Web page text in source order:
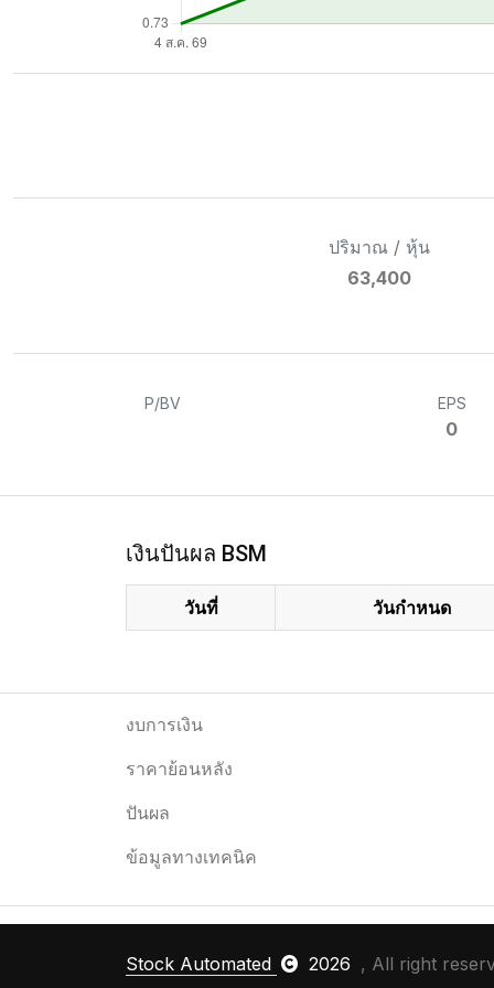
ปริมาณ / หุ้น
63,400
P/BV EPS
0
เงินปันผล BSM
วันที่ วันกำหนด
งบการเงิน
ราคาย้อนหลัง
ปันผล
ข้อมูลทางเทคนิค
Stock Automated 2026 , All right